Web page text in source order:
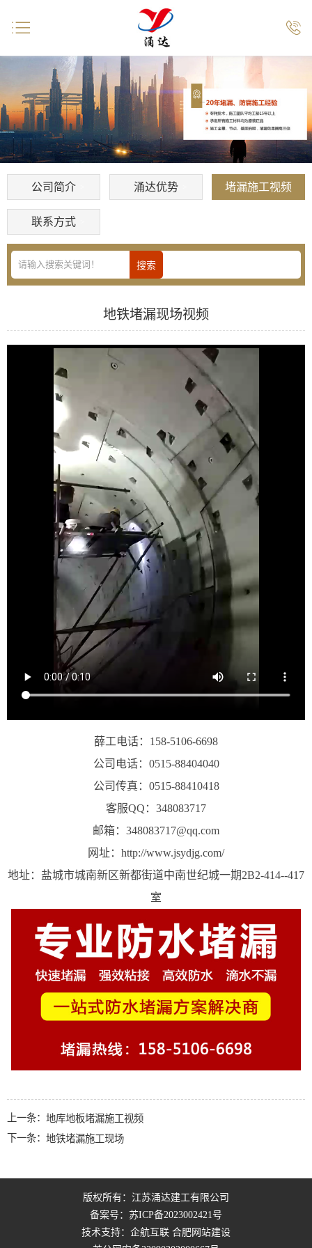
公司简介 涌达优势 堵漏施工视频
联系方式
地铁堵漏现场视频
薛工电话：158-5106-6698
公司电话：0515-88404040
公司传真：0515-88410418
客服QQ：348083717
邮箱：348083717@qq.com
网址：http://www.jsydjg.com/
地址：盐城市城南新区新都街道中南世纪城一期2B2-414--417
室
上一条： 地库地板堵漏施工视频
下一条： 地铁堵漏施工现场
版权所有：江苏涌达建工有限公司
备案号： 苏ICP备2023002421号
技术支持：企航互联 合肥网站建设
 